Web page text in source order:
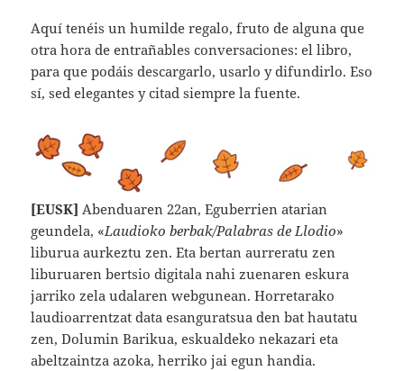
Aquí tenéis un humilde regalo, fruto de alguna que
otra hora de entrañables conversaciones: el libro,
para que podáis descargarlo, usarlo y difundirlo. Eso
sí, sed elegantes y citad siempre la fuente.
[EUSK] Abenduaren 22an, Eguberrien atarian
geundela, «Laudioko berbak/Palabras de Llodio»
liburua aurkeztu zen. Eta bertan aurreratu zen
liburuaren bertsio digitala nahi zuenaren eskura
jarriko zela udalaren webgunean. Horretarako
laudioarrentzat data esanguratsua den bat hautatu
zen, Dolumin Barikua, eskualdeko nekazari eta
abeltzaintza azoka, herriko jai egun handia.